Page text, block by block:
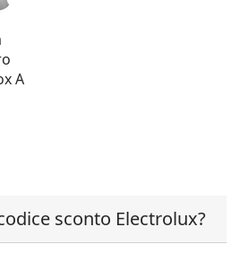
A
sconto Electrolux?